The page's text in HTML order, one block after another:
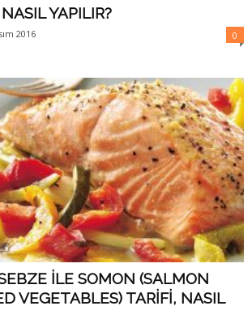
YAPILIR?
2016 0
İLE SOMON (SALMON
VEGETABLES) TARİFİ, NASIL